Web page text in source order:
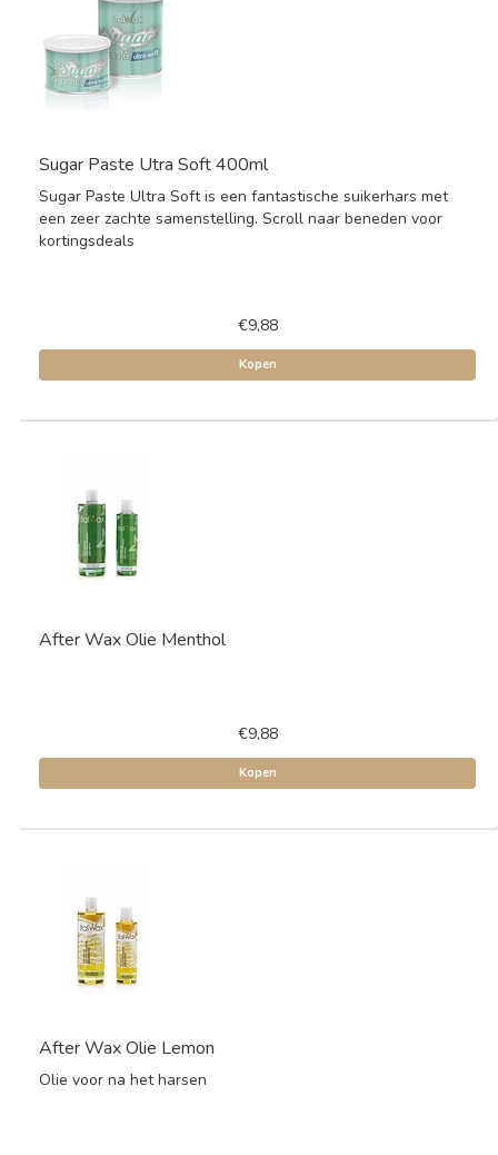
Sugar Paste Utra Soft 400ml
Sugar Paste Ultra Soft is een fantastische suikerhars met
een zeer zachte samenstelling. Scroll naar beneden voor
kortingsdeals
€9,88
Kopen
After Wax Olie Menthol
€9,88
Kopen
After Wax Olie Lemon
Olie voor na het harsen